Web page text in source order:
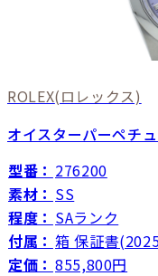
ROLEX(ロレックス)
オイスターパーペチ
型番： 276200
素材： SS
程度： SAランク
付属： 箱 保証書
定価： 855,800円